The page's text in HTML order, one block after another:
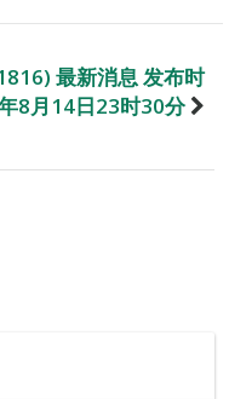
最新消息 发布时
8月14日23时30分